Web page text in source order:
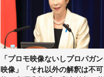
「プロモ映像ないしプロパガ
映像」「それ以外の解釈は不可